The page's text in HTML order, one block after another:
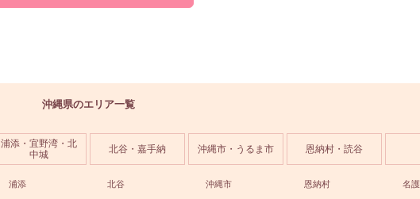
沖縄県のエリア一覧
浦添・宜野湾・北
中城
浦添
北谷・嘉手納
北谷
沖縄市・うるま市
沖縄市
恩納村・読谷
恩納村 名護